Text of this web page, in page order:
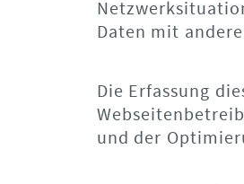
Daten mit
Die Erfassung
und der